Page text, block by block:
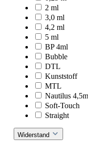
2 ml
3,0 ml
4,2 ml
5 ml
BP 4ml
Bubble
DTL
Kunststoff
MTL
Nautilus
Soft-Touch
Straight
Widerstand